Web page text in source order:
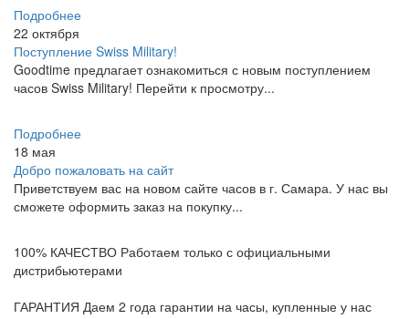
Подробнее
22 октября
Поступление Swiss Military!
Goodtime предлагает ознакомиться с новым поступлением
часов Swiss Military! Перейти к просмотру...
Подробнее
18 мая
Добро пожаловать на сайт
Приветствуем вас на новом сайте часов в г. Самара. У нас вы
сможете оформить заказ на покупку...
100% КАЧЕСТВО Работаем только с официальными
дистрибьютерами
ГАРАНТИЯ Даем 2 года гарантии на часы, купленные у нас